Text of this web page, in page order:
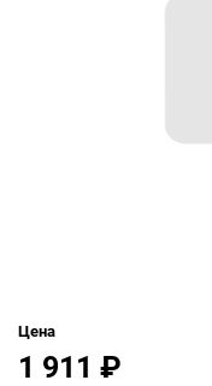
Цена
1 911 ₽